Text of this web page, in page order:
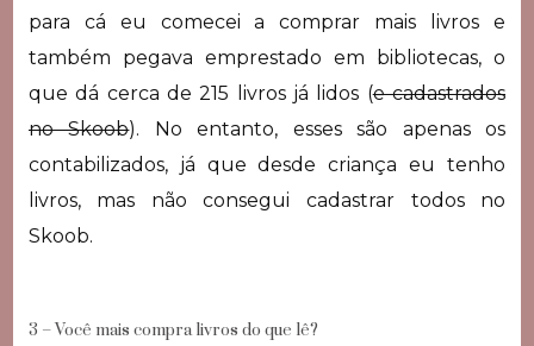
para cá eu comecei a comprar mais livros e
também pegava emprestado em bibliotecas, o
que dá cerca de 215 livros já lidos (e cadastrados
no Skoob). No entanto, esses são apenas os
contabilizados, já que desde criança eu tenho
livros, mas não consegui cadastrar todos no
Skoob.
3 – Você mais compra livros do que lê?